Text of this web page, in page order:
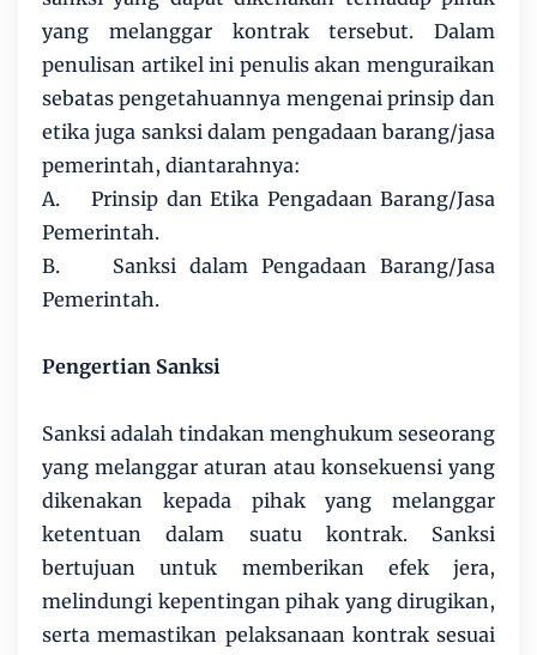
yang melanggar kontrak tersebut. Dalam
penulisan artikel ini penulis akan menguraikan
sebatas pengetahuannya mengenai prinsip dan
etika juga sanksi dalam pengadaan barang/jasa
pemerintah, diantarahnya:
A. Prinsip dan Etika Pengadaan Barang/Jasa
Pemerintah.
B. Sanksi dalam Pengadaan Barang/Jasa
Pemerintah.
Pengertian Sanksi
Sanksi adalah tindakan menghukum seseorang
yang melanggar aturan atau konsekuensi yang
dikenakan kepada pihak yang melanggar
ketentuan dalam suatu kontrak. Sanksi
bertujuan untuk memberikan efek jera,
melindungi kepentingan pihak yang dirugikan,
serta memastikan pelaksanaan kontrak sesuai